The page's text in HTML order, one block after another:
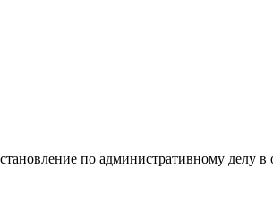
по административному